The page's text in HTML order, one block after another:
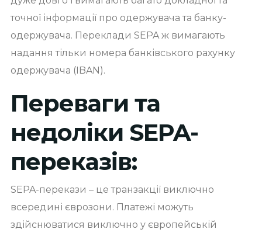
точної інформації про одержувача та банку-
одержувача. Переклади SEPA ж вимагають
надання тільки номера банківського рахунку
одержувача (IBAN).
Переваги та
недоліки SEPA-
переказів:
SEPA-перекази – це транзакції виключно
всередині єврозони. Платежі можуть
здійснюватися виключно у європейській